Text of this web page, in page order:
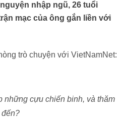
nhập ngũ, 26 tuổi
mạc của ông gắn liền với
trò chuyện với VietNamNet:
những cựu chiến binh, và thăm
đến?